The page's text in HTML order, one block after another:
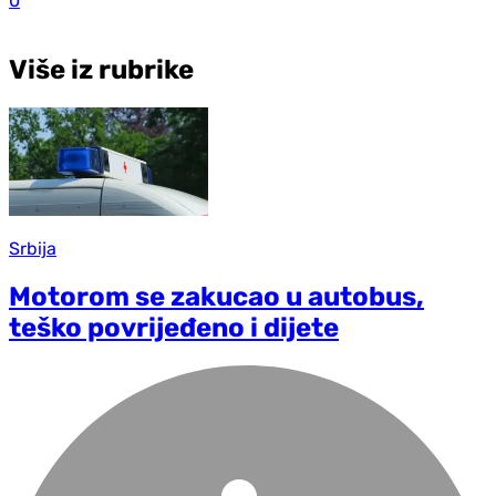
Više iz rubrike
Srbija
Motorom se zakucao u autobus,
teško povrijeđeno i dijete